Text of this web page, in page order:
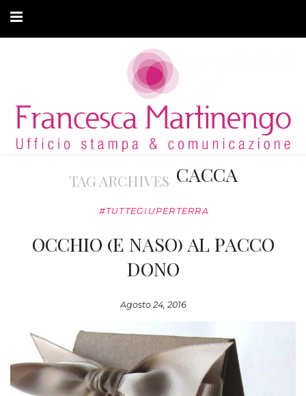
ARTICOLI
MODA ADATTIVA
CONTATTITAG ARCHIVES CACCA
#TUTTEGIUPERTERRA
OCCHIO (E NASO) AL PACCO
DONO
Agosto 24, 2016